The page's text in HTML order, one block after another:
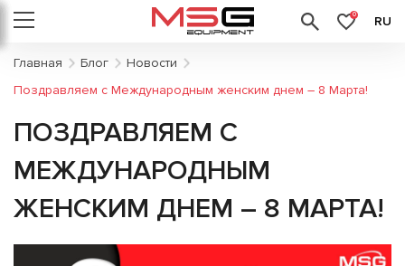
0 RU
Главная Блог
Новости
Поздравляем с Международным женским днем – 8 Марта!
ПОЗДРАВЛЯЕМ С
МЕЖДУНАРОДНЫМ
ЖЕНСКИМ ДНЕМ – 8 МАРТА!